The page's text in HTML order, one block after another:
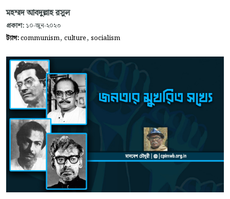
মহম্মদ আবদুল্লাহ রসুল
প্রকাশ: ১০-জুন-২০২৩
ট্যাগ:communism, culture, socialism